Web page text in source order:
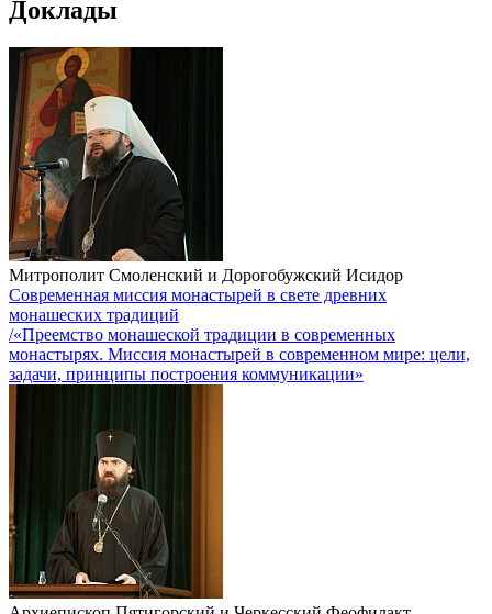
Доклады
Митрополит Смоленский и Дорогобужский Исидор
Современная миссия монастырей в свете древних
монашеских традиций
/«Преемство монашеской традиции в современных
монастырях. Миссия монастырей в современном мире: цели,
задачи, принципы построения коммуникации»